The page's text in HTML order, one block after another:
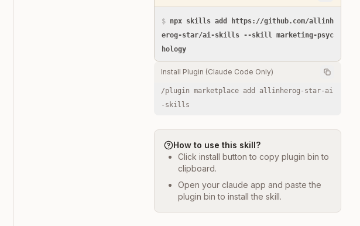
$ npx skills add https://github.com/allinh
erog-star/ai-skills --skill marketing-psyc
hology
Install Plugin (Claude Code Only)
/plugin marketplace add allinherog-star-ai
-skills
How to use this skill?
Click install button to copy plugin bin to
clipboard.
Open your claude app and paste the
plugin bin to install the skill.